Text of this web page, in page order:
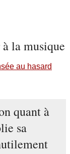
la musique
au hasard
quant à
sa